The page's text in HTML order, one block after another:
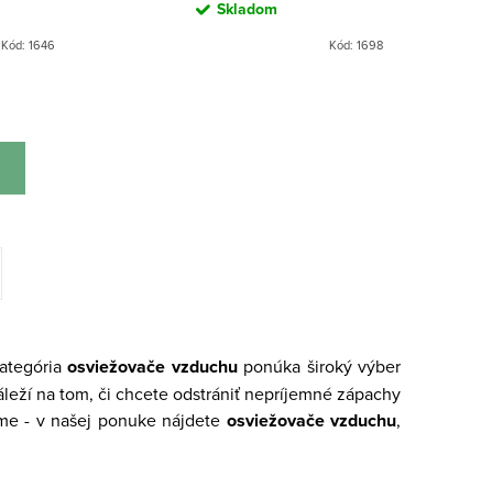
Kód: 1646
Skladom
Kód: 1698
osviežovače vzduchuponúka široký výber
na tom, či chcete odstrániť nepríjemné zápachy
- v našej ponuke nájdete osviežovače vzduchu,